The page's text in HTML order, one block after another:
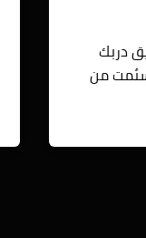
50101951: رفيق دربك
من